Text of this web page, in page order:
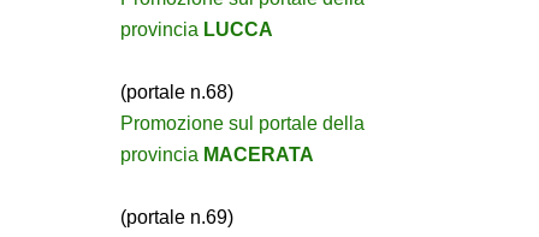
provincia LUCCA
(portale n.68)
Promozione sul portale della
provincia MACERATA
(portale n.69)